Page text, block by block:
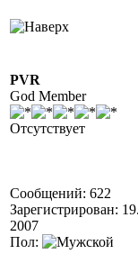
PVR
God Member
Отсутствует
Сообщений: 622
Зарегистрирован:
2007
Пол: